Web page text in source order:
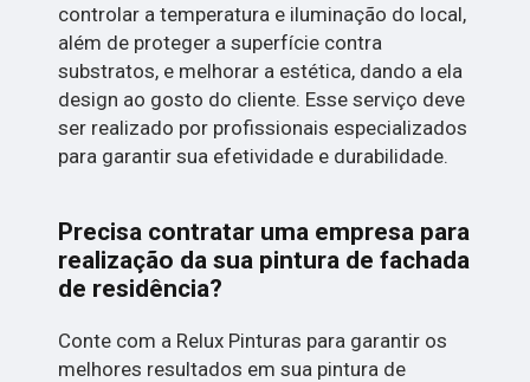
controlar a temperatura e iluminação do local,
além de proteger a superfície contra
substratos, e melhorar a estética, dando a ela
design ao gosto do cliente. Esse serviço deve
ser realizado por profissionais especializados
para garantir sua efetividade e durabilidade.
Precisa contratar uma empresa para
realização da sua pintura de fachada
de residência?
Conte com a Relux Pinturas para garantir os
melhores resultados em sua pintura de